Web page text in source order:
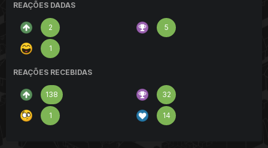
REAÇÕES DADAS
2 5
1
REAÇÕES RECEBIDAS
138 32
1 14